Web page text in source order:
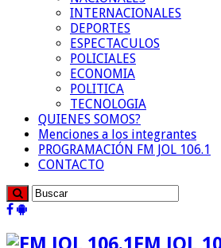
INTERNACIONALES
DEPORTES
ESPECTACULOS
POLICIALES
ECONOMIA
POLITICA
TECNOLOGIA
QUIENES SOMOS?
Menciones a los integrantes
PROGRAMACIÓN FM JOL 106.1
CONTACTO